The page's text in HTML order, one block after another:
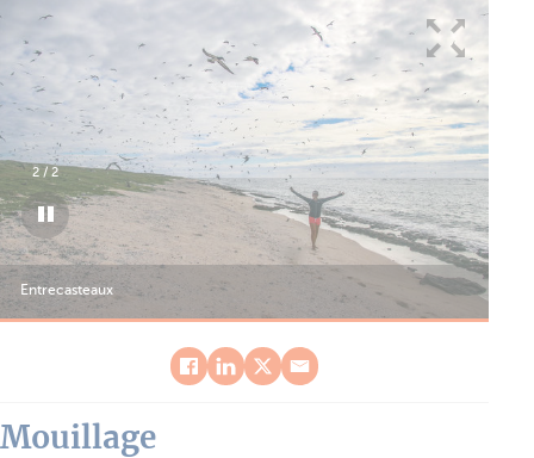
Entrecasteaux
2 / 2
Mouillage